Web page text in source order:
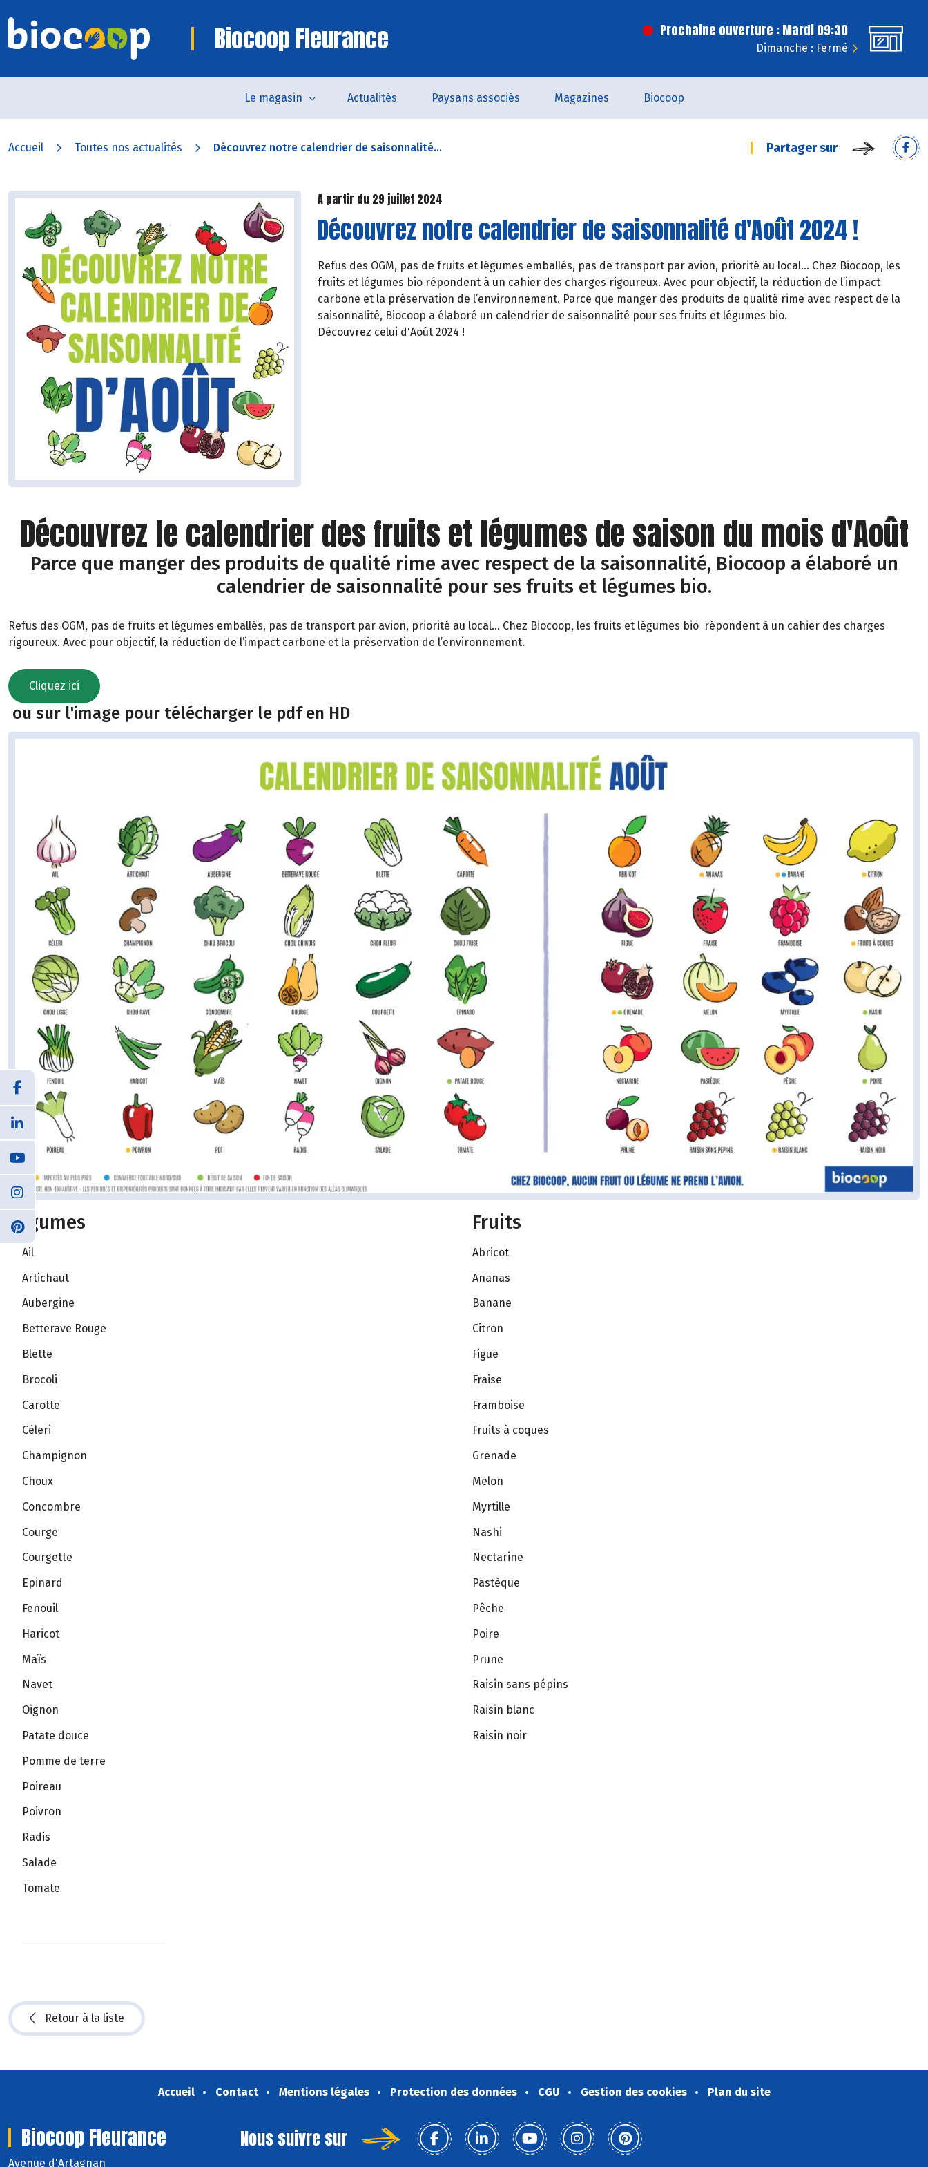
Biocoop Fleurance Prochaine ouverture : Mardi 09:30
Dimanche : Fermé
Le magasin Actualités Paysans associés Magazines Biocoop
Accueil Toutes nos actualités Découvrez notre calendrier de saisonnalité... Partager sur
A partir du 29 juillet 2024
Découvrez notre calendrier de saisonnalité d'Août 2024 !
Refus des OGM, pas de fruits et légumes emballés, pas de transport par avion, priorité au local… Chez Biocoop, les
fruits et légumes bio répondent à un cahier des charges rigoureux. Avec pour objectif, la réduction de l’impact
carbone et la préservation de l’environnement. Parce que manger des produits de qualité rime avec respect de la
saisonnalité, Biocoop a élaboré un calendrier de saisonnalité pour ses fruits et légumes bio.
Découvrez celui d'Août 2024 !
Découvrez le calendrier des fruits et légumes de saison du mois d'Août
Parce que manger des produits de qualité rime avec respect de la saisonnalité, Biocoop a élaboré un
calendrier de saisonnalité pour ses fruits et légumes bio.
Refus des OGM, pas de fruits et légumes emballés, pas de transport par avion, priorité au local… Chez Biocoop, les fruits et légumes bio répondent à un cahier des charges
rigoureux. Avec pour objectif, la réduction de l’impact carbone et la préservation de l’environnement.
Cliquez ici
ou sur l'image pour télécharger le pdf en HD
Légumes
Ail
Artichaut
Aubergine
Betterave Rouge
Blette
Brocoli
Carotte
Céleri
Champignon
Choux
Concombre
Courge
Courgette
Epinard
Fenouil
Haricot
Maïs
Navet
Oignon
Patate douce
Pomme de terre
Poireau
Poivron
Radis
Salade
Tomate
Fruits
Abricot
Ananas
Banane
Citron
Figue
Fraise
Framboise
Fruits à coques
Grenade
Melon
Myrtille
Nashi
Nectarine
Pastèque
Pêche
Poire
Prune
Raisin sans pépins
Raisin blanc
Raisin noir
Retour à la liste
Accueil Contact Mentions légales Protection des données CGU Gestion des cookies Plan du site
Biocoop Fleurance
Avenue d'Artagnan
Nous suivre sur